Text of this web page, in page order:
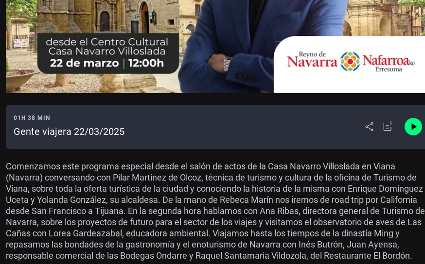
01H 38 MIN
Gente viajera 22/03/2025
Comenzamos este programa especial desde el salón de actos de la Casa Navarro Villoslada en Viana
(Navarra) conversando con Pilar Martínez de Olcoz, técnica de turismo y cultura de la oficina de Turismo de
Viana, sobre toda la oferta turística de la ciudad y conociendo la historia de la misma con Enrique Domínguez
Uceta y Yolanda González, su alcaldesa. De la mano de Rebeca Marín nos iremos de road trip por California
desde San Francisco a Tijuana. En la segunda hora hablamos con Ana Ribas, directora general de Turismo de
Navarra, sobre los proyectos de futuro para el sector de los viajes y visitamos el observatorio de aves de Las
Cañas con Lorea Gardeazabal, educadora ambiental. Viajamos hasta los tiempos de la dinastía Ming y
repasamos las bondades de la gastronomía y el enoturismo de Navarra con Inés Butrón, Juan Ayensa,
responsable comercial de las Bodegas Ondarre y Raquel Santamaria Vildozola, del Restaurante El Bordón.